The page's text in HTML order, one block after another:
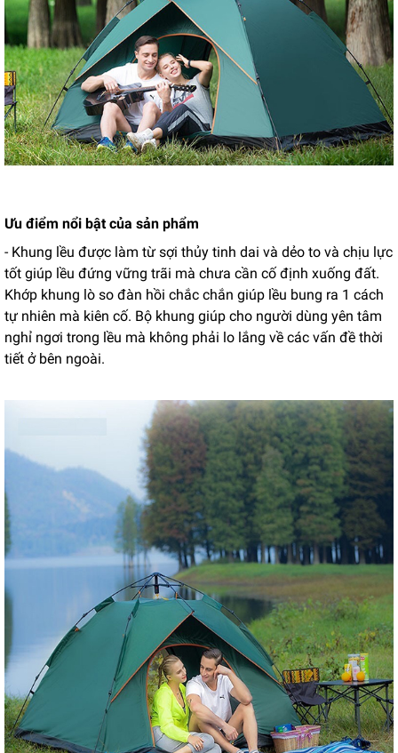
Ưu điểm nổi bật của sản phẩm
- Khung lều được làm từ sợi thủy tinh dai và dẻo to và chịu lực
tốt giúp lều đứng vững trãi mà chưa cần cố định xuống đất.
Khớp khung lò so đàn hồi chắc chắn giúp lều bung ra 1 cách
tự nhiên mà kiên cố. Bộ khung giúp cho người dùng yên tâm
nghỉ ngơi trong lều mà không phải lo lắng về các vấn đề thời
tiết ở bên ngoài.